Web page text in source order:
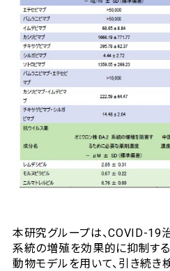
本研究グループは、COVID-19
系統の増殖を効果的に抑制す
動物モデルを用いて、引き続き